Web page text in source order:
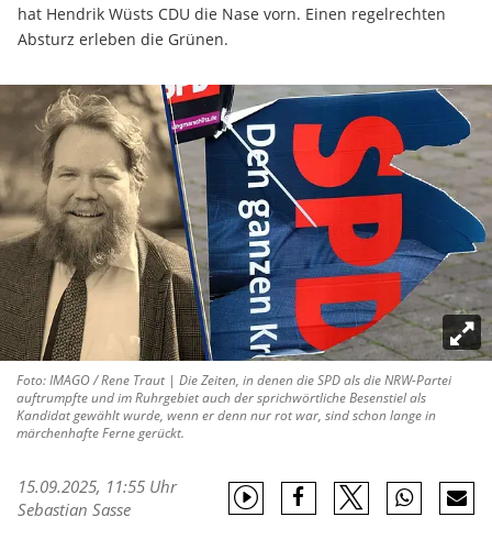
hat Hendrik Wüsts CDU die Nase vorn. Einen regelrechten
Absturz erleben die Grünen.
Foto: IMAGO / Rene Traut | Die Zeiten, in denen die SPD als die NRW-Partei
auftrumpfte und im Ruhrgebiet auch der sprichwörtliche Besenstiel als
Kandidat gewählt wurde, wenn er denn nur rot war, sind schon lange in
märchenhafte Ferne gerückt.
15.09.2025, 11:55 Uhr
Sebastian Sasse